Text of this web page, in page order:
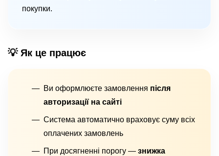
покупки.
💡 Як це працює
Ви оформлюєте замовлення після
авторизації на сайті
Система автоматично враховує суму всіх
оплачених замовлень
При досягненні порогу — знижка